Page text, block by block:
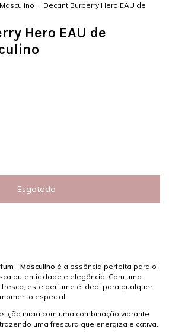
. Decant Burberry Hero EAU de
Hero EAU de
- Masculino é a essência perfeita para o
autenticidade e elegância. Com uma
este perfume é ideal para qualquer
especial.
inicia com uma combinação vibrante
uma frescura que energiza e cativa.